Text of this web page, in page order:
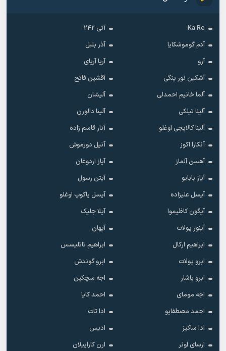
Ka Re
آتی 242
آدم گوموشکایا
آذر بلبل
آرو
آریا آریای
آشکین نور ینگی
آقشین فاتح
آلما خانیم احمدلی
آلیشان
آلینا تیلکی
آلینا دالورن
آلینا کالایجی اوغلو
آنار قاسم زاده
آنکارا اکوز
آنیل دورموش
آهسن آلماز
آیاز اردوغان
آیاز بابایو
آیتن رسول
آیسل علیزاده
آیسل یاکوپ اوغلو
آیگون کاظیموا
آیلا چلیک
آینور پولات
آیهان
ابراهیم ارکال
ابراهیم تاتلیسس
ابرو پولات
ابرو گوندش
ابرو یاشار
اجه سچکین
اجه مومای
احمد کایا
احمد مصطفایو
ادا تات
ادا ساکیز
ادیس
ارسای اونر
ارن کاراییلان